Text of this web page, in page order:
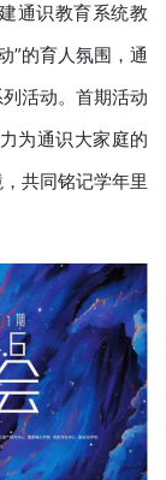
通识教育系统教
”的育人氛围，通
活动。首期活动
为通识大家庭的
共同铭记学年里